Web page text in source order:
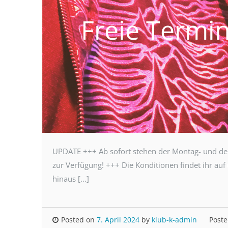
Freie
UPDATE +++ Ab sofort stehen der Montag- und
zur Verfügung! +++ Die Konditionen findet ihr
hinaus […]
Posted on 7. April 2024 by klub-k-admin